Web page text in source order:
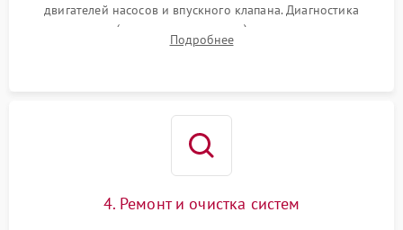
двигателей насосов и впускного клапана. Диагностика
прессостата (датчика уровня воды), датчика мутности,
концевика дверцы и электронного модуля управления.
Подробнее
4. Ремонт и очистка систем